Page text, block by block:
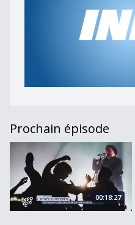
Prochain épisode
Journal du 29 avril 2026
00:18:27